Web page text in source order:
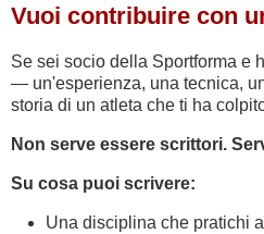
Vuoi contribuire con
Se sei socio della Sportforma e
— un'esperienza, una tecnica,
storia di un atleta che ti ha
Non serve essere scrittori.
Su cosa puoi scrivere:
Una disciplina che pratichi